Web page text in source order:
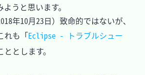
うと思います。
年10月23日）致命的ではないが、
れも「Eclipse - トラブルシュー
とします。